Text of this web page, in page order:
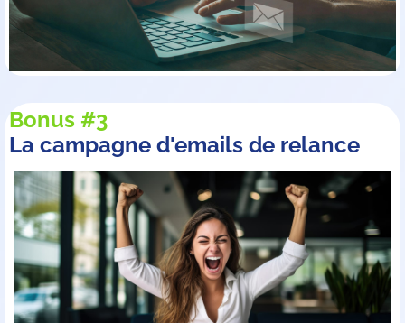
Bonus #3
La campagne d'emails de relance